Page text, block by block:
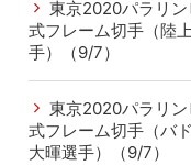
東京2020パラリ
式フレーム切手（陸
手）（9/7）
東京2020パラリ
式フレーム切手（バ
大暉選手）（9/7）